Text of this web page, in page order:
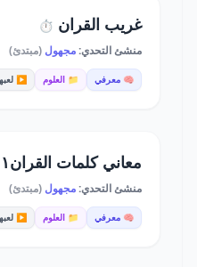
غريب القران ⏱️
منشئ التحدي:مجهول (مبتدئ)
🧠 معرفي 📁 العلوم ▶️ لعبها
معاني كلمات القران١
منشئ التحدي:مجهول (مبتدئ)
🧠 معرفي 📁 العلوم ▶️ لعبها